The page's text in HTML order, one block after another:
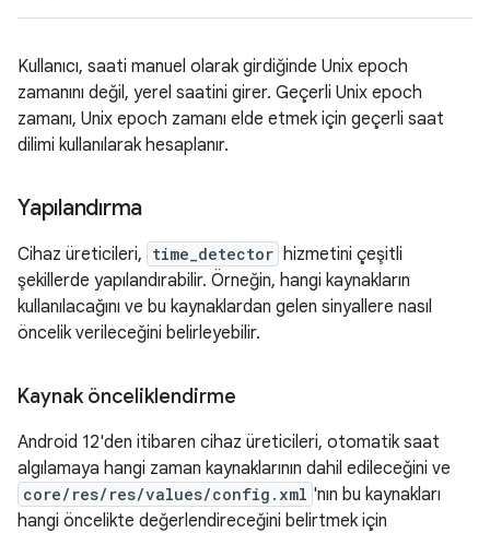
Kullanıcı, saati manuel olarak girdiğinde Unix epoch
zamanını değil, yerel saatini girer. Geçerli Unix epoch
zamanı, Unix epoch zamanı elde etmek için geçerli saat
dilimi kullanılarak hesaplanır.
Yapılandırma
Cihaz üreticileri, time_detector hizmetini çeşitli
şekillerde yapılandırabilir. Örneğin, hangi kaynakların
kullanılacağını ve bu kaynaklardan gelen sinyallere nasıl
öncelik verileceğini belirleyebilir.
Kaynak önceliklendirme
Android 12'den itibaren cihaz üreticileri, otomatik saat
algılamaya hangi zaman kaynaklarının dahil edileceğini ve
core/res/res/values/config.xml 'nın bu kaynakları
hangi öncelikte değerlendireceğini belirtmek için